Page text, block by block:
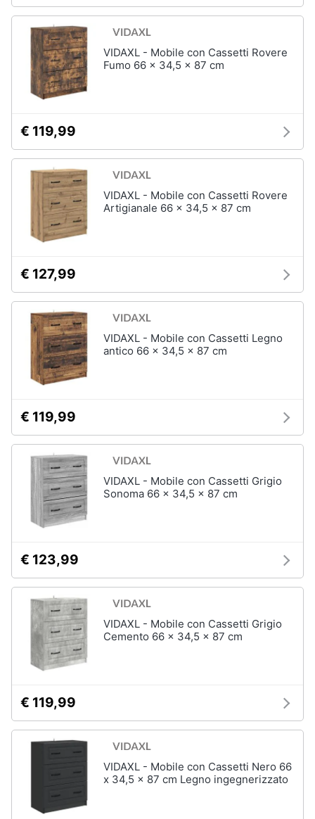
VIDAXL - Mobile con Cassetti Rovere
Fumo 66 x 34,5 x 87 cm
€ 119,99
VIDAXL - Mobile con Cassetti Rovere
Artigianale 66 x 34,5 x 87 cm
€ 127,99
VIDAXL - Mobile con Cassetti Legno
antico 66 x 34,5 x 87 cm
€ 119,99
VIDAXL - Mobile con Cassetti Grigio
Sonoma 66 x 34,5 x 87 cm
€ 123,99
VIDAXL - Mobile con Cassetti Grigio
Cemento 66 x 34,5 x 87 cm
€ 119,99
VIDAXL - Mobile con Cassetti Nero 66
x 34,5 x 87 cm Legno ingegnerizzato